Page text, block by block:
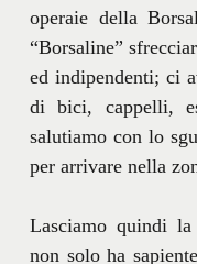
operaie della
“Borsaline”
ed indipendenti; ci
di bici, cappelli,
salutiamo con lo
per arrivare nella
Lasciamo quindi
non solo ha